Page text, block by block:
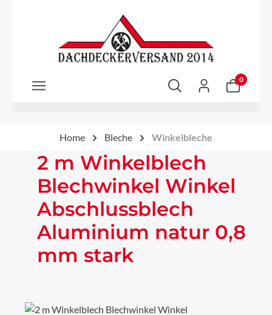
Zum Hauptinhalt springen
0
Home Bleche Winkelbleche
2 m Winkelblech
Blechwinkel Winkel
Abschlussblech
Aluminium natur 0,8
mm stark
Bildergalerie überspringen